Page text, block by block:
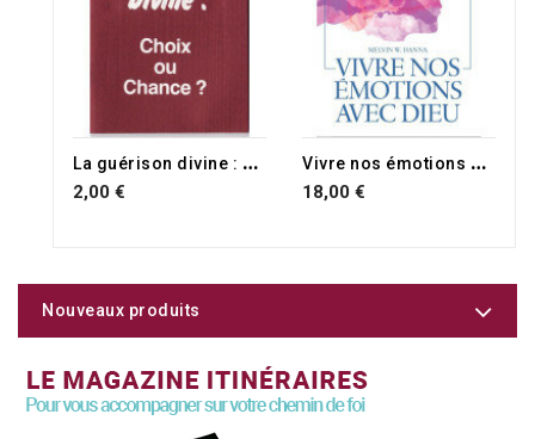
L
a guérison divine : choix ou chance ?
2,00 €
V
ivre nos émotions avec Dieu
18,00 €
Nouveaux produits